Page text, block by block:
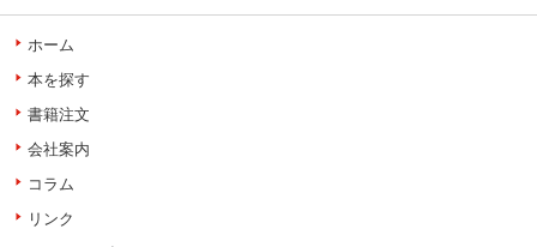
ホーム
本を探す
書籍注文
会社案内
コラム
リンク